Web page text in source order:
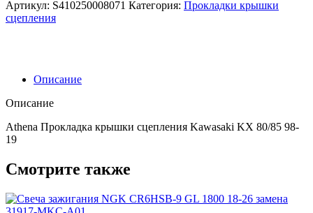
сцепления
Kawasaki
19
Артикул: S410250008071 Категория: Прокладки крышки
сцепления
Описание
Описание
Athena Прокладка крышки сцепления Kawasaki KX 80/85 98-
19
Смотрите также